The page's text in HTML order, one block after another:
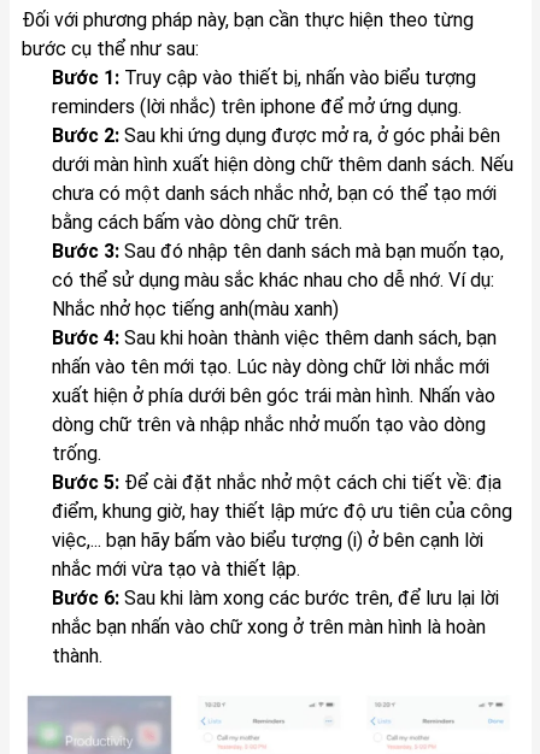
Đối với phương pháp này, bạn cần thực hiện theo từng
bước cụ thể như sau:
Bước 1:Truy cập vào thiết bị, nhấn vào biểu tượng
reminders (lời nhắc) trên iphone để mở ứng dụng.
Bước 2:Sau khi ứng dụng được mở ra, ở góc phải bên
dưới màn hình xuất hiện dòng chữ thêm danh sách. Nếu
chưa có một danh sách nhắc nhở, bạn có thể tạo mới
bằng cách bấm vào dòng chữ trên.
Bước 3:Sau đó nhập tên danh sách mà bạn muốn tạo,
có thể sử dụng màu sắc khác nhau cho dễ nhớ. Ví dụ:
Nhắc nhở học tiếng anh(màu xanh)
Bước 4:Sau khi hoàn thành việc thêm danh sách, bạn
nhấn vào tên mới tạo. Lúc này dòng chữ lời nhắc mới
xuất hiện ở phía dưới bên góc trái màn hình. Nhấn vào
dòng chữ trên và nhập nhắc nhở muốn tạo vào dòng
trống.
Bước 5:Để cài đặt nhắc nhở một cách chi tiết về: địa
điểm, khung giờ, hay thiết lập mức độ ưu tiên của công
việc,... bạn hãy bấm vào biểu tượng (i) ở bên cạnh lời
nhắc mới vừa tạo và thiết lập.
Bước 6:Sau khi làm xong các bước trên, để lưu lại lời
nhắc bạn nhấn vào chữ xong ở trên màn hình là hoàn
thành.